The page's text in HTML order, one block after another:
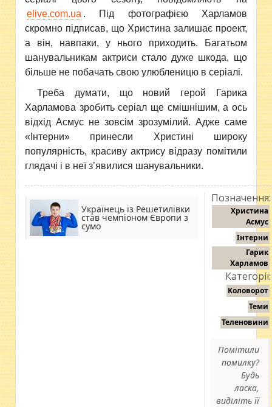
elive.com.ua . Під фотографією Харламов
скромно підписав, що Христина залишає проект,
а він, навпаки, у нього приходить. Багатьом
шанувальникам актриси стало дуже шкода, що
більше не побачать свою улюбленицю в серіалі.
Треба думати, що новий герой Гарика
Харламова зробить серіал ще смішнішим, а ось
відхід Асмус не зовсім зрозумілий. Адже саме
«Інтерни» принесли Христині широку
популярність, красиву актрису відразу помітили
глядачі і в неї з’явилися шанувальники.
Українець із Решетилівки
став чемпіоном Європи з
сумо
Позначення:
Христина
Асмус
Інтерни
Гарик
Харламов
Категорії:
Коловорот
Теми
Теленовини
Помітили
помилку?
Будь
ласка,
виділіть її